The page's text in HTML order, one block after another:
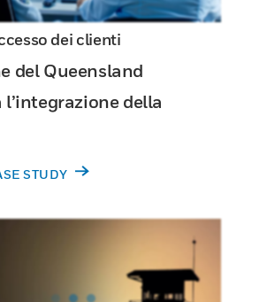
dei clienti
del Queensland
della
STUDY